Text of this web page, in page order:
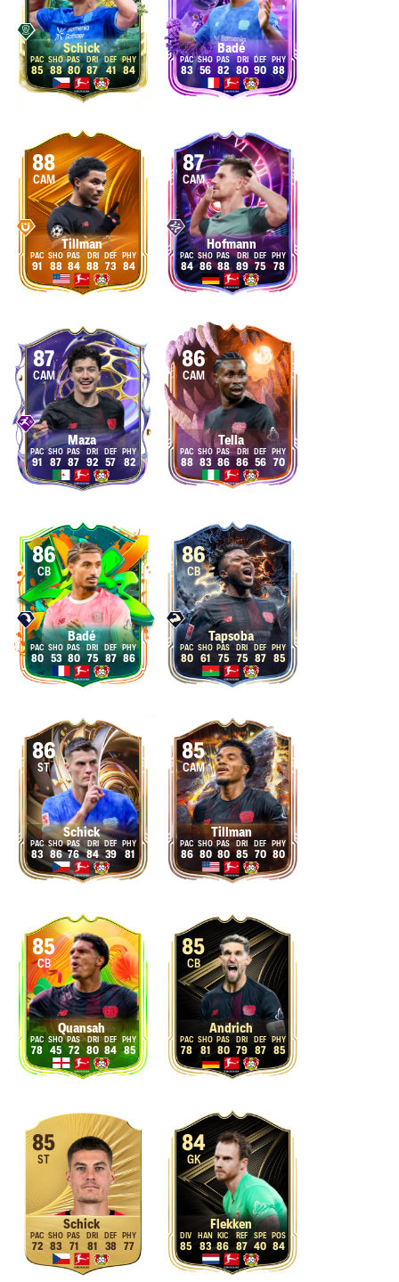
Schick
85 88 80 87 41 84
Badé
83 56 82 80 90 88
88
CAM
Tillman
91 88 84 88 73 84
87
CAM
Hofmann
84 86 88 89 75 78
87
CAM
Maza
91 87 87 92 57 82
86
CAM
Tella
88 83 86 86 56 70
86
CB
Badé
80 53 80 75 87 86
86
CB
Tapsoba
80 61 75 75 87 85
86
ST
Schick
83 86 76 84 39 81
85
CAM
Tillman
86 80 80 85 70 80
85
CB
Quansah
78 45 72 80 84 85
85
CB
Andrich
78 81 80 79 87 85
85
ST
Schick
72 83 71 81 38 77
84
GK
Flekken
85 83 86 87 40 84